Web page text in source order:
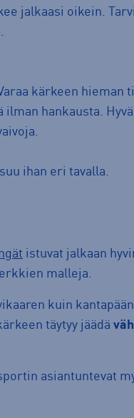
jalkaasi oikein.
kärkeen hieman
hankausta.
ihan eri tavalla.
istuvat jalkaan
malleja.
kuin
täytyy jäädä
asiantuntevat